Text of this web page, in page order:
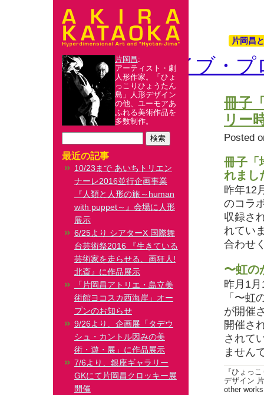
片岡昌
片岡昌アーカイブ・
冊子
リー
Posted
冊子「
れまし
昨年12
のコラ
収録さ
れてい
合わせ
〜虹の
昨月1
「〜虹
が開催
開催さ
されて
ません
『ひょっ
デザイン
other
片岡昌:
アーティスト・劇
人形作家。「ひょ
っこりひょうたん
島」人形デザイン
の他、ユーモアあ
ふれる美術作品を
多数制作。
最近の記事
10/23まで あいちトリエン
ナーレ2016並行企画事業
『人類と人形の旅～human
with puppet～』会場に人形
展示
6/25より シアターΧ 国際舞
台芸術祭2016 『生きている
芸術家を走らせる、画狂人!
北斎』に作品展示
「片岡昌アトリエ・島立美
術館ヨコスカ西海岸」オー
プンのお知らせ
9/26より、企画展「タデウ
シュ・カントル因みの美
術・遊・展」に作品展示
7/6より、銀座ギャラリー
GKにて片岡昌クロッキー展
開催